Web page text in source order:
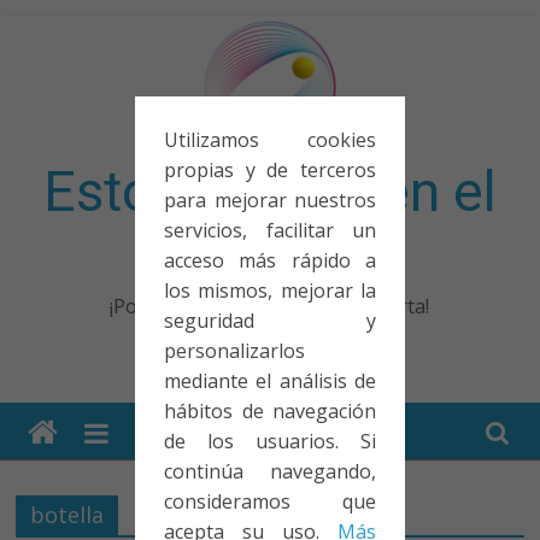
Utilizamos cookies
propias y de terceros
para mejorar nuestros
servicios, facilitar un
acceso más rápido a
los mismos, mejorar la
seguridad y
personalizarlos
mediante el análisis de
hábitos de navegación
de los usuarios. Si
continúa navegando,
consideramos que
acepta su uso. Más
Esto no entra en el
examen
¡Porque no solo el examen importa!
botella